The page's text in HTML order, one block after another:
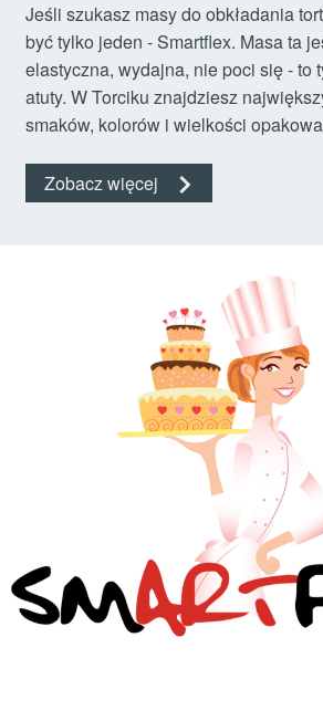
Jeśli szukasz masy do obkładania
być tylko jeden - Smartflex. Masa ta
elastyczna, wydajna, nie poci się - to
atuty. W Torciku znajdziesz
smaków, kolorów i wielkości
Zobacz więcej